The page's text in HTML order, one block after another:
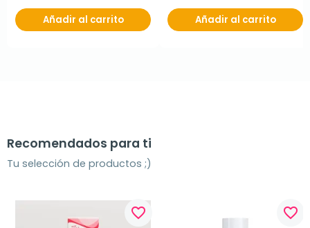
Añadir al carrito Añadir al carrito
Recomendados para ti
Tu selección de productos ;)
favorite_border favorite_border